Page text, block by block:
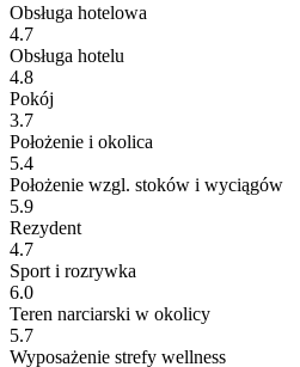
Obsługa hotelowa
4.7
Obsługa hotelu
4.8
Pokój
3.7
Położenie i okolica
5.4
Położenie wzgl. stoków i wyciągów
5.9
Rezydent
4.7
Sport i rozrywka
6.0
Teren narciarski w okolicy
5.7
Wyposażenie strefy wellness